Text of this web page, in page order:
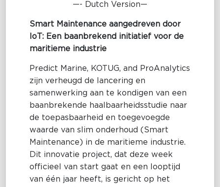
—- Dutch Version—
Smart Maintenance aangedreven door
IoT: Een baanbrekend initiatief voor de
maritieme industrie
Predict Marine, KOTUG, and ProAnalytics
zijn verheugd de lancering en
samenwerking aan te kondigen van een
baanbrekende haalbaarheidsstudie naar
de toepasbaarheid en toegevoegde
waarde van slim onderhoud (Smart
Maintenance) in de maritieme industrie.
Dit innovatie project, dat deze week
officieel van start gaat en een looptijd
van één jaar heeft, is gericht op het